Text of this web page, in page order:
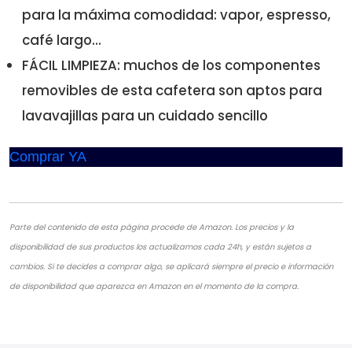
para la máxima comodidad: vapor, espresso,
café largo...
FÁCIL LIMPIEZA: muchos de los componentes
removibles de esta cafetera son aptos para
lavavajillas para un cuidado sencillo
Comprar YA
Parte del contenido de esta página procede de Amazon. Los precios y la
disponibilidad de sus productos los actualizamos cada 24h, y están sujetos a
cambios. Si te decides a comprar algo, se aplicará siempre el precio e información
de disponibilidad que aparezca en Amazon en el momento de la compra.